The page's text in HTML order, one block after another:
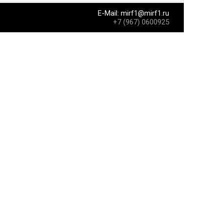
E-Mail: mirf1@mirf1.ru
+7 (967) 0600925